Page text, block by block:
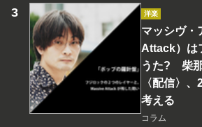
洋楽
マッシヴ・
Attack）は
うた? 柴
〈配信〉
考える
コラム